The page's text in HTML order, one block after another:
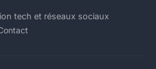
tech et réseaux sociaux